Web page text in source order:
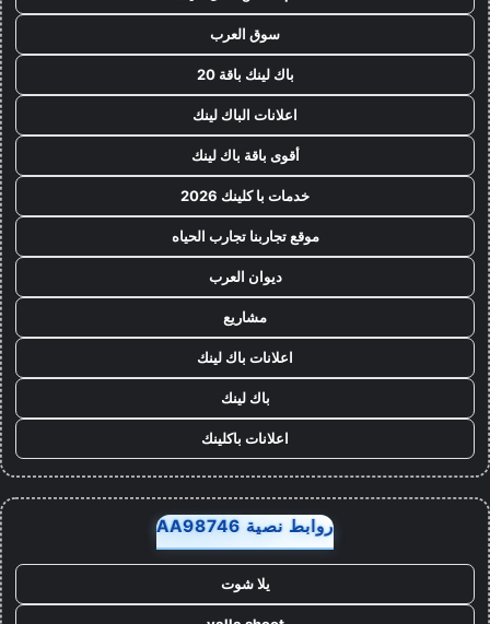
سوق العرب
باك لينك باقة 20
اعلانات الباك لينك
أقوى باقة باك لينك
خدمات با كلينك 2026
موقع تجاربنا تجارب الحياه
ديوان العرب
مشاريع
اعلانات باك لينك
باك لينك
اعلانات باكلينك
روابط نصية AA98746
يلا شوت